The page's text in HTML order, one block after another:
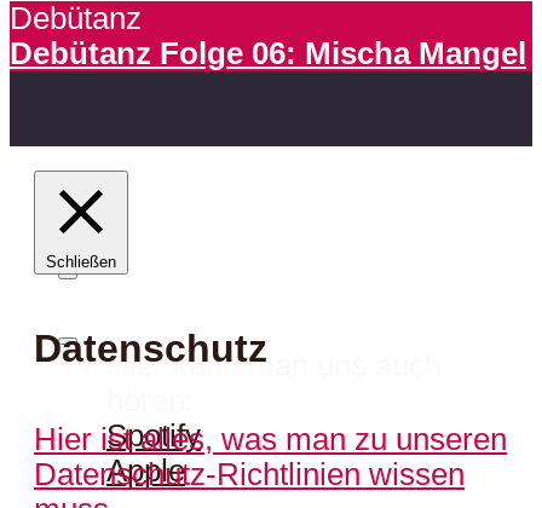
Debütanz
Debütanz Folge 06: Mischa Mangel
Hier kann man uns auch
Spotify
Apple
Schließen
Datenschutz
Hier ist alles, was man zu unseren
Datenschutz-Richtlinien wissen